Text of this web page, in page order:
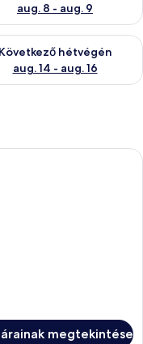
aug. 8 - aug. 9
aug. 7 -
Következő hétvégén
aug. 14 - aug. 16
hétvégi
szoba, amelyben
megtekintése